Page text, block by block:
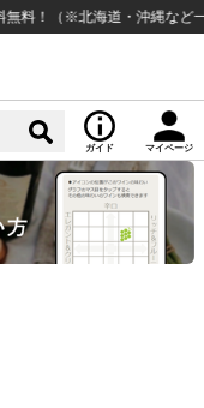
※北海道・沖縄など一部例
ガイド マイページ